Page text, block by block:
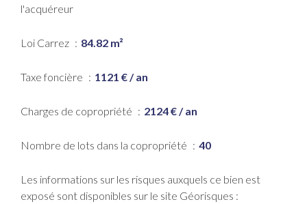
l'acquéreur
Loi Carrez 84.82 m²
Taxe foncière 1121 € / an
Charges de copropriété 2124 € / an
Nombre de lots dans la copropriété 40
Les informations sur les risques auxquels ce bien est
exposé sont disponibles sur le site Géorisques :